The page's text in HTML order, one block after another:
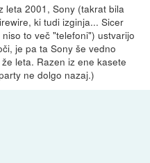
leta 2001, Sony (takrat bila
ki tudi izginja... Sicer
to več "telefoni") ustvarijo
je pa ta Sony še vedno
leta. Razen iz ene kasete
ne dolgo nazaj.)